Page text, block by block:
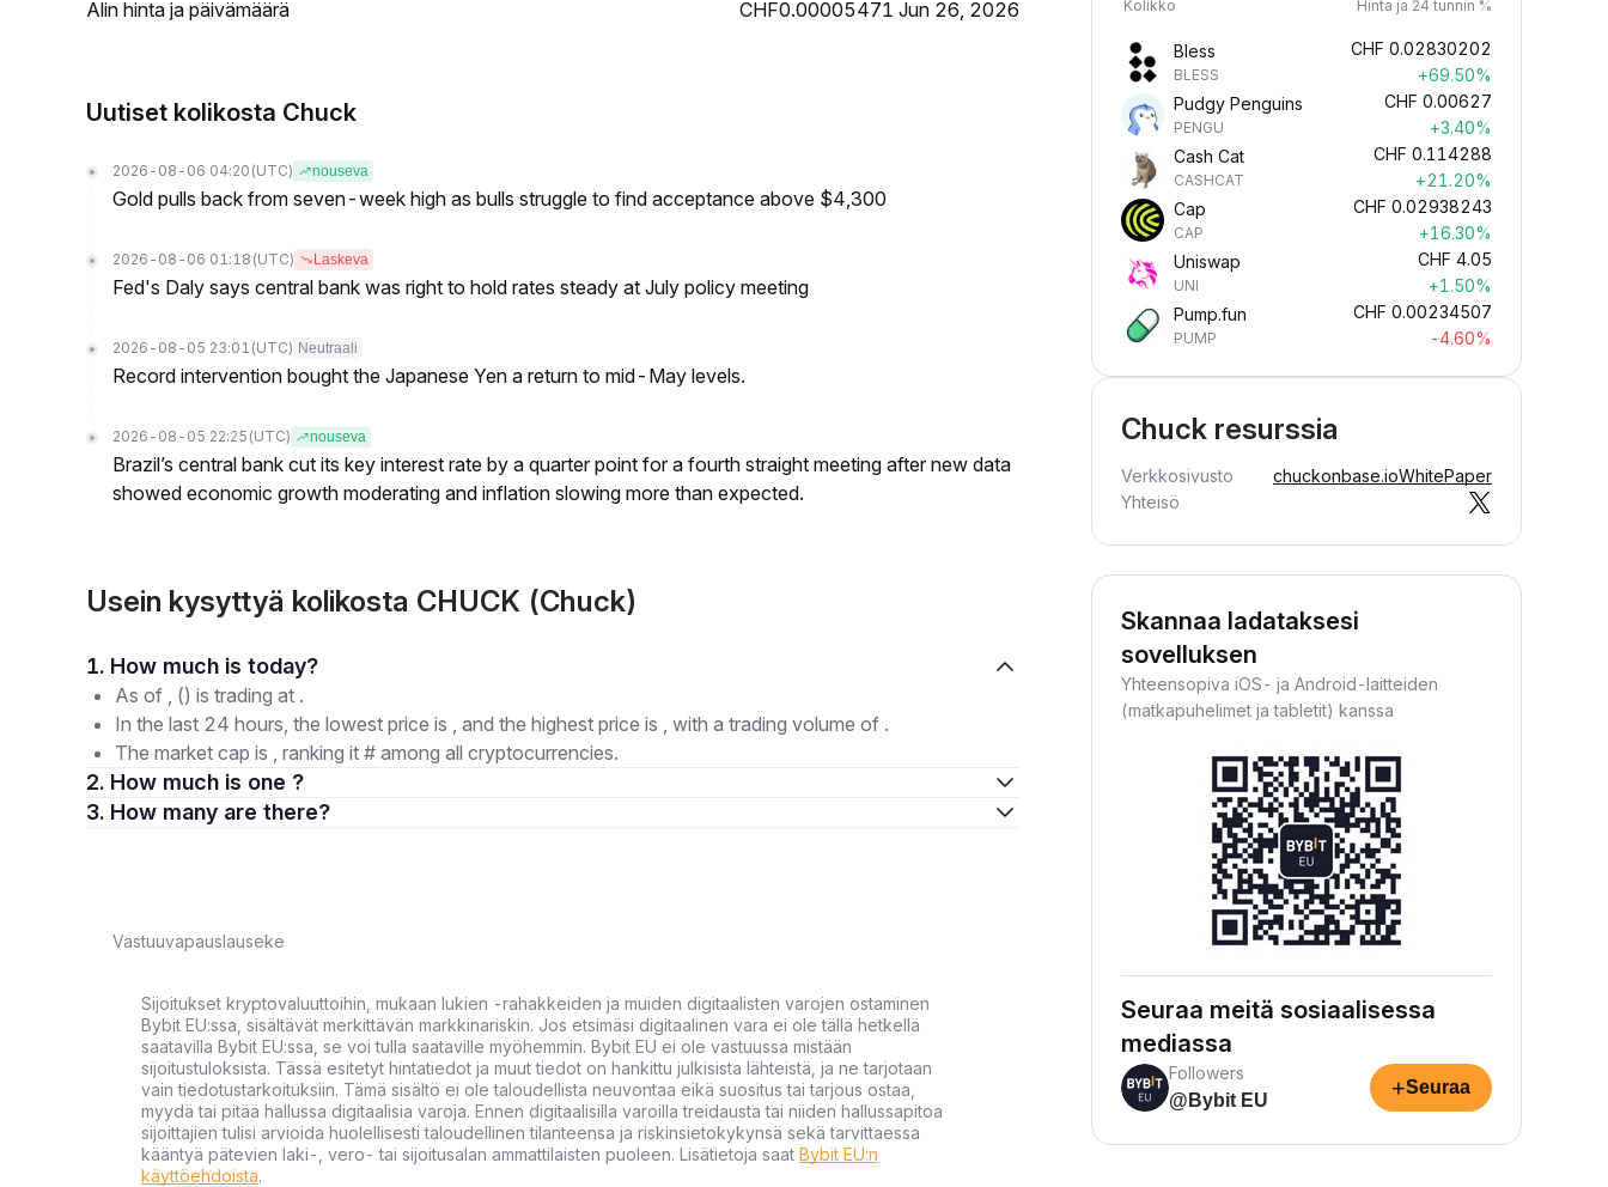
Alin hinta ja päivämäärä
CHF0.00005471 Jun 26, 2026
Uutiset kolikosta Chuck
2026-08-06 04:20 (UTC) nouseva
Gold pulls back from seven-week high as bulls struggle to find acceptance above $4,300
2026-08-06 01:18 (UTC) Laskeva
Fed's Daly says central bank was right to hold rates steady at July policy meeting
2026-08-05 23:01 (UTC) Neutraali
Record intervention bought the Japanese Yen a return to mid-May levels.
2026-08-05 22:25 (UTC) nouseva
Brazil’s central bank cut its key interest rate by a quarter point for a fourth straight meeting after new data
showed economic growth moderating and inflation slowing more than expected.
Usein kysyttyä kolikosta CHUCK (Chuck)
1. How much is today?
As of , () is trading at .
In the last 24 hours, the lowest price is , and the highest price is , with a trading volume of .
The market cap is , ranking it # among all cryptocurrencies.
2. How much is one ?
3. How many are there?
Vastuuvapauslauseke
Sijoitukset kryptovaluuttoihin, mukaan lukien -rahakkeiden ja muiden digitaalisten varojen ostaminen
Bybit EU:ssa, sisältävät merkittävän markkinariskin. Jos etsimäsi digitaalinen vara ei ole tällä hetkellä
saatavilla Bybit EU:ssa, se voi tulla saataville myöhemmin. Bybit EU ei ole vastuussa mistään
sijoitustuloksista. Tässä esitetyt hintatiedot ja muut tiedot on hankittu julkisista lähteistä, ja ne tarjotaan
vain tiedotustarkoituksiin. Tämä sisältö ei ole taloudellista neuvontaa eikä suositus tai tarjous ostaa,
myydä tai pitää hallussa digitaalisia varoja. Ennen digitaalisilla varoilla treidausta tai niiden hallussapitoa
sijoittajien tulisi arvioida huolellisesti taloudellinen tilanteensa ja riskinsietokykynsä sekä tarvittaessa
kääntyä pätevien laki-, vero- tai sijoitusalan ammattilaisten puoleen. Lisätietoja saat Bybit EU:n
käyttöehdoista.
Kolikko Hinta ja 24 tunnin %
Bless
BLESS
CHF 0.02830202
+69.50%
Pudgy Penguins
PENGU
CHF 0.00627
+3.40%
Cash Cat
CASHCAT
CHF 0.114288
+21.20%
Cap
CAP
CHF 0.02938243
+16.30%
Uniswap
UNI
CHF 4.05
+1.50%
Pump.fun
PUMP
CHF 0.00234507
-4.60%
Chuck resurssia
Verkkosivusto chuckonbase.ioWhitePaper
Yhteisö
Skannaa ladataksesi
sovelluksen
Yhteensopiva iOS- ja Android-laitteiden
(matkapuhelimet ja tabletit) kanssa
Seuraa meitä sosiaalisessa
mediassa
Followers
@Bybit EU
+Seuraa